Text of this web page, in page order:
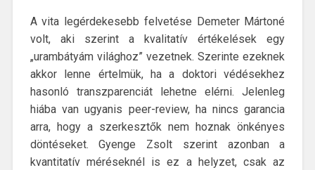
A vita legérdekesebb felvetése Demeter Mártoné
volt, aki szerint a kvalitatív értékelések egy
„urambátyám világhoz” vezetnek. Szerinte ezeknek
akkor lenne értelmük, ha a doktori védésekhez
hasonló transzparenciát lehetne elérni. Jelenleg
hiába van ugyanis peer-review, ha nincs garancia
arra, hogy a szerkesztők nem hoznak önkényes
döntéseket. Gyenge Zsolt szerint azonban a
kvantitatív méréseknél is ez a helyzet, csak az